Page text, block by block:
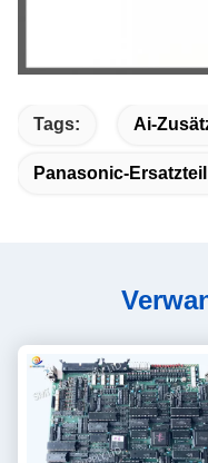
Tags: Ai-
Panasonic-Ersatzteil